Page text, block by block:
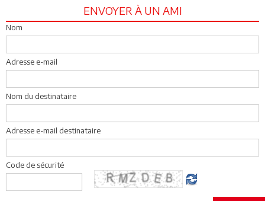
ENVOYER À UN AMI
Nom
Adresse e-mail
Nom du destinataire
Adresse e-mail destinataire
Code de sécurité